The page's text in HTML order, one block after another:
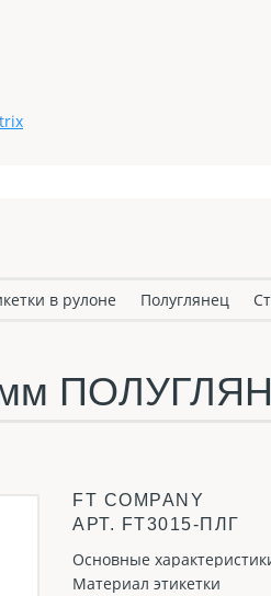
в рулоне Полуглянец
FT COMPANY
АРТ. FT3015-ПЛГ
Основные
Материал этикетки